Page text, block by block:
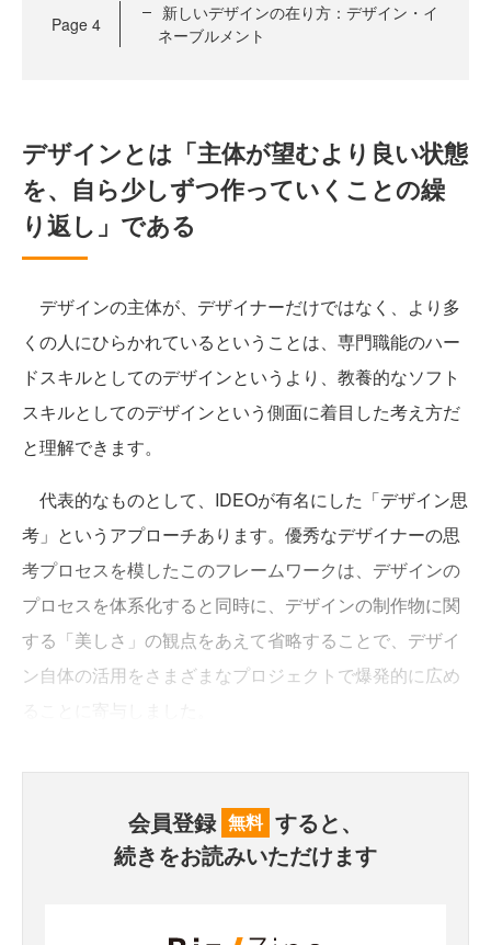
Page 4
新しいデザインの在り方：デザイン・イ
ネーブルメント
デザインとは「主体が望むより良い状態
を、自ら少しずつ作っていくことの繰
り返し」である
デザインの主体が、デザイナーだけではなく、より多
くの人にひらかれているということは、専門職能のハー
ドスキルとしてのデザインというより、教養的なソフト
スキルとしてのデザインという側面に着目した考え方だ
と理解できます。
代表的なものとして、IDEOが有名にした「デザイン思
考」というアプローチあります。優秀なデザイナーの思
考プロセスを模したこのフレームワークは、デザインの
プロセスを体系化すると同時に、デザインの制作物に関
する「美しさ」の観点をあえて省略することで、デザイ
ン自体の活用をさまざまなプロジェクトで爆発的に広め
会員登録 無料 すると、
続きをお読みいただけます